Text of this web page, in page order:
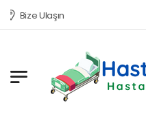
Bize Ulaşın